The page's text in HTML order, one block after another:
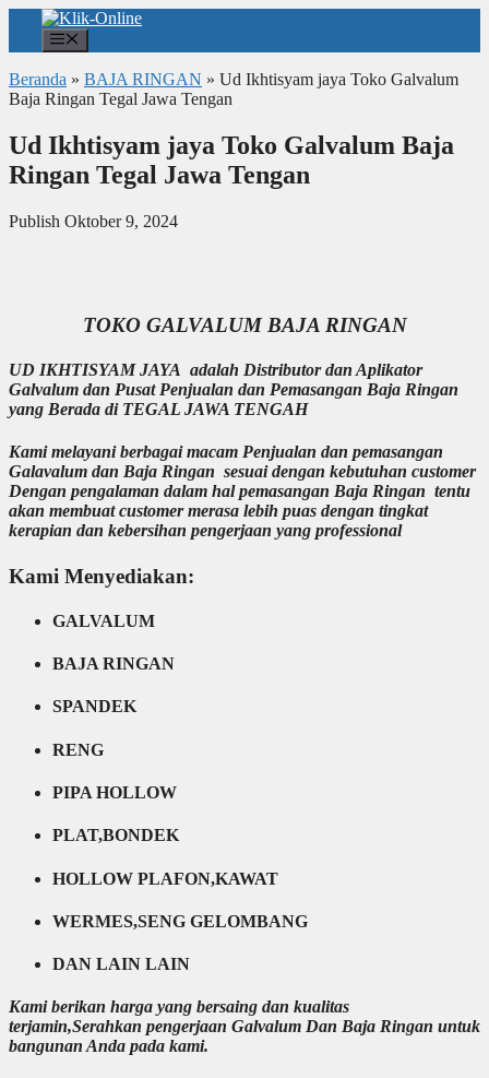
Langsung
isi
Beranda » BAJA RINGAN » Ud Ikhtisyam jaya Toko Galvalum
Baja Ringan Tegal Jawa Tengan
Ud Ikhtisyam jaya Toko Galvalum Baja
Ringan Tegal Jawa Tengan
Publish Oktober 9, 2024
TOKO GALVALUM BAJA RINGAN
UD IKHTISYAM JAYA adalah Distributor dan Aplikator
Galvalum dan Pusat Penjualan dan Pemasangan Baja Ringan
yang Berada di TEGAL JAWA TENGAH
Kami melayani berbagai macam Penjualan dan pemasangan
Galavalum dan Baja Ringan sesuai dengan kebutuhan customer
Dengan pengalaman dalam hal pemasangan Baja Ringan tentu
akan membuat customer merasa lebih puas dengan tingkat
kerapian dan kebersihan pengerjaan yang professional
Kami Menyediakan:
GALVALUM
BAJA RINGAN
SPANDEK
RENG
PIPA HOLLOW
PLAT,BONDEK
HOLLOW PLAFON,KAWAT
WERMES,SENG GELOMBANG
DAN LAIN LAIN
Kami berikan harga yang bersaing dan kualitas
terjamin,Serahkan pengerjaan Galvalum Dan Baja Ringan untuk
bangunan Anda pada kami.